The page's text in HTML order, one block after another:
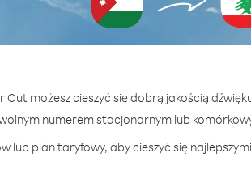
Out możesz cieszyć się dobrą jakością
numerem stacjonarnym lub
lub plan taryfowy, aby cieszyć się